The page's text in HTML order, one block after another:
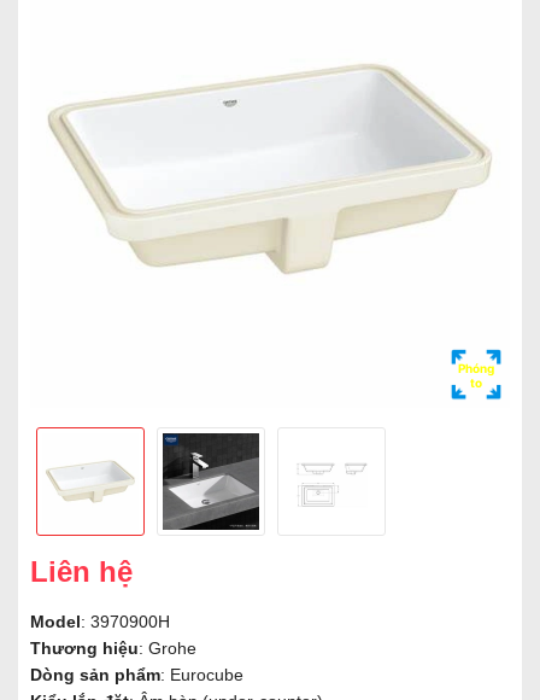
Phóng
to
Liên hệ
Model: 3970900H
Thương hiệu: Grohe
Dòng sản phẩm: Eurocube